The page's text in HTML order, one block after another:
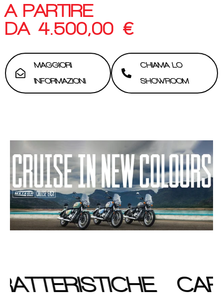
A PARTIRE
DA4.500,00 €
MAGGIORI
INFORMAZIONI
CHIAMA LO
SHOWROOM